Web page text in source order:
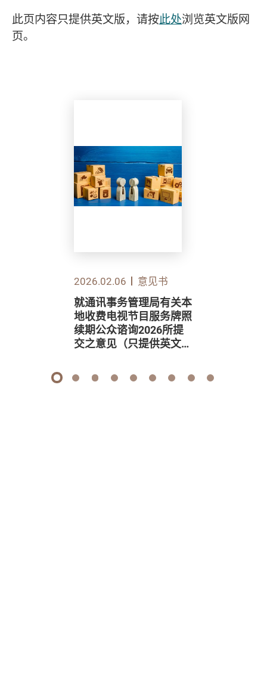
此页内容只提供英文版，请按此处浏览英文版网
页。
2026.02.06 意见书
就通讯事务管理局有关本
地收费电视节目服务牌照
续期公众谘询2026所提
交之意见（只提供英文
1 2 3 4 5 6 7 8 9